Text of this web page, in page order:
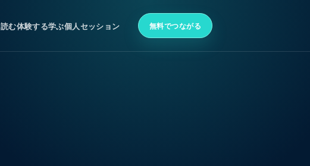
読む体験する学ぶ個人セッション 無料でつながる